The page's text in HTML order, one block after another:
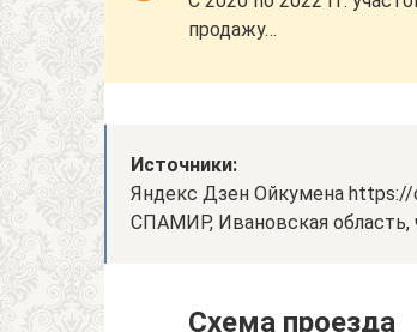
продажу…
Источники:
Яндекс Дзен Ойкумена https://
СПАМИР, Ивановская область,
Схема проезда